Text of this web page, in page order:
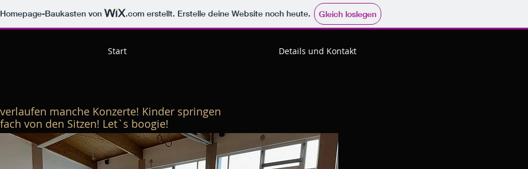
Baukasten von .com erstellt. Erstelle deine Website noch heute. Gleich loslegen
Start Details und Kontakt
manche Konzerte! Kinder springen
von den Sitzen! Let`s boogie!